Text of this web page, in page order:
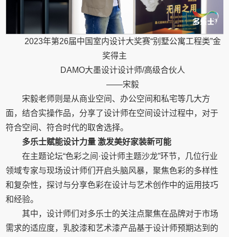
2023年第26届中国室内设计大奖赛“别墅公寓工程类”金
奖得主
DAMO大墨设计设计师/高级合伙人
——宋毅
宋毅老师则是从商业空间、办公空间和私宅等几大方
面，结合实操作品，分享了设计师在空间设计过程中，对于
符合空间、符合时代的取舍选择。
多乐士赋能设计力量 激发美好家装新可能
在主题论坛“色彩之间·设计师主题沙龙”环节，几位行业
领域专家与现场设计师们开启头脑风暴，聚焦色彩的多样性
和复杂性，探讨与分享色彩在设计与艺术创作中的运用技巧
和经验。
其中，设计师们对多乐士的关注点聚焦在品牌对于市场
需求的适应度，乳胶漆和艺术漆产品基于设计师预期达到的